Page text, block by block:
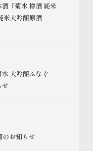
「菊水 樽酒 純米
米大吟醸原酒
水 大吟醸ふなぐ
せ
のお知らせ